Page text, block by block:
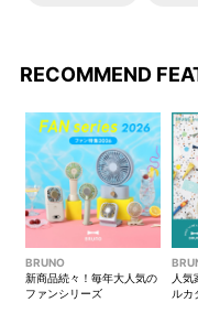
RECOMMEND
BRUNO
新商品続々！毎年大人気の
ファンシリーズ
人気
ルカ